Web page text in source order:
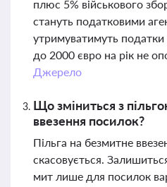
плюс 5% військового
стануть податковими
утримуватимуть
до 2000 євро на рік не
Джерело
Що зміниться з
ввезення посилок?
Пільга на безмитне
скасовується.
мит лише для посилок